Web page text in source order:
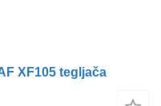
XF105 tegljača